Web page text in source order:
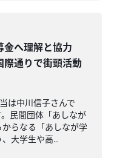
金へ理解と協力
通りで街頭活動
は中川信子さんで
民間団体「あしなが
らなる「あしなが学
大学生や高...